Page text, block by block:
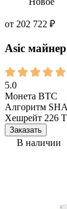
от 202 722 ₽
Asic
5.0
Монета BTC
Алгоритм
Хешрейт 226
Заказать
В наличии